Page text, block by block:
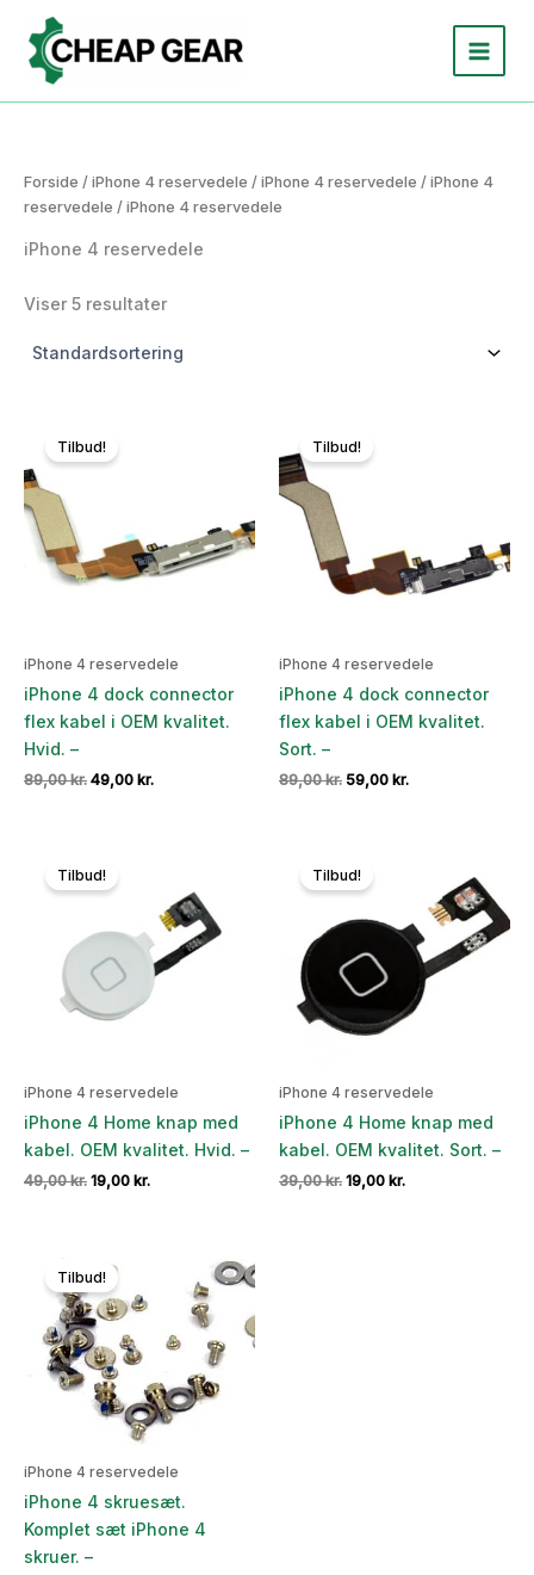
indholdet
Forside / iPhone 4 reservedele / iPhone 4 reservedele / iPhone 4
reservedele / iPhone 4 reservedele
iPhone 4 reservedele
Viser 5 resultater
Tilbud!
iPhone 4 reservedele
iPhone 4 dock connector
flex kabel i OEM kvalitet.
Hvid. –
89,00kr. Den
49,00 kr.Den
Tilbud!
iPhone 4 reservedele
iPhone 4 dock connector
flex kabel i OEM kvalitet.
Sort. –
89,00kr. Den
59,00 kr.Den
Tilbud!
iPhone 4 reservedele
iPhone 4 Home knap med
kabel. OEM kvalitet. Hvid. –
49,00kr. Den
19,00 kr.Den
Tilbud!
iPhone 4 reservedele
iPhone 4 Home knap med
kabel. OEM kvalitet. Sort. –
39,00kr. Den
19,00 kr.Den
Tilbud!
iPhone 4 reservedele
iPhone 4 skruesæt.
Komplet sæt iPhone 4
skruer. –